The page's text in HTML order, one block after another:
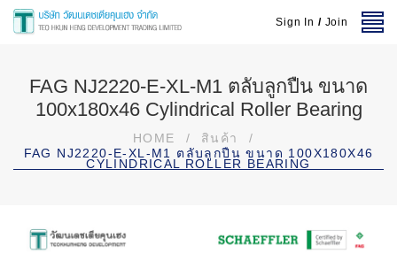
Sign In / Join
FAG NJ2220-E-XL-M1 ตลับลูกปืน ขนาด
100x180x46 Cylindrical Roller Bearing
HOME / สินค้า
/
FAG NJ2220-E-XL-M1 ตลับลูกปืน ขนาด 100X180X46
CYLINDRICAL ROLLER BEARING